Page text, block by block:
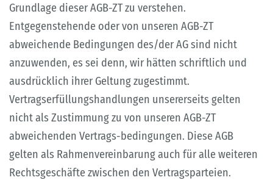
Grundlage dieser AGB-ZT zu verstehen.
Entgegenstehende oder von unseren AGB-ZT
abweichende Bedingungen des/der AG sind nicht
anzuwenden, es sei denn, wir hätten schriftlich und
ausdrücklich ihrer Geltung zugestimmt.
Vertragserfüllungshandlungen unsererseits gelten
nicht als Zustimmung zu von unseren AGB-ZT
abweichenden Vertrags-bedingungen. Diese AGB
gelten als Rahmenvereinbarung auch für alle weiteren
Rechtsgeschäfte zwischen den Vertragsparteien.